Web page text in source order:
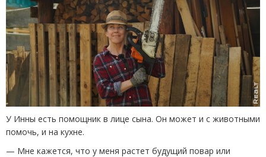
У Инны есть помощник в лице сына. Он может и с животными
помочь, и на кухне.
— Мне кажется, что у меня растет будущий повар или